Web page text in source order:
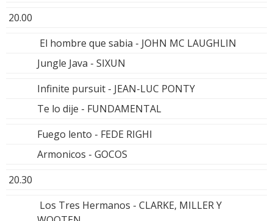
20.00
El hombre que sabia - JOHN MC LAUGHLIN
Jungle Java - SIXUN
Infinite pursuit - JEAN-LUC PONTY
Te lo dije - FUNDAMENTAL
Fuego lento - FEDE RIGHI
Armonicos - GOCOS
20.30
Los Tres Hermanos - CLARKE, MILLER Y